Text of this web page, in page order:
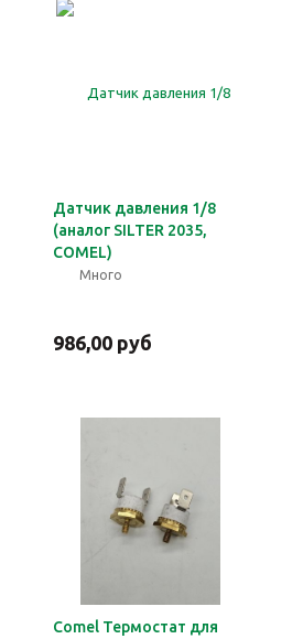
Датчик давления 1/8
(аналог SILTER 2035,
COMEL)
Много
986,00 руб
Comel Термостат для